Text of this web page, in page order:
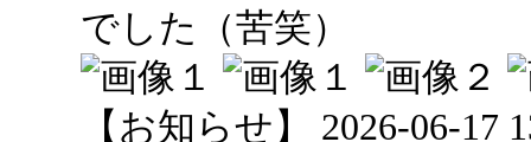
でした（苦笑）
【お知らせ】 2026-06-17